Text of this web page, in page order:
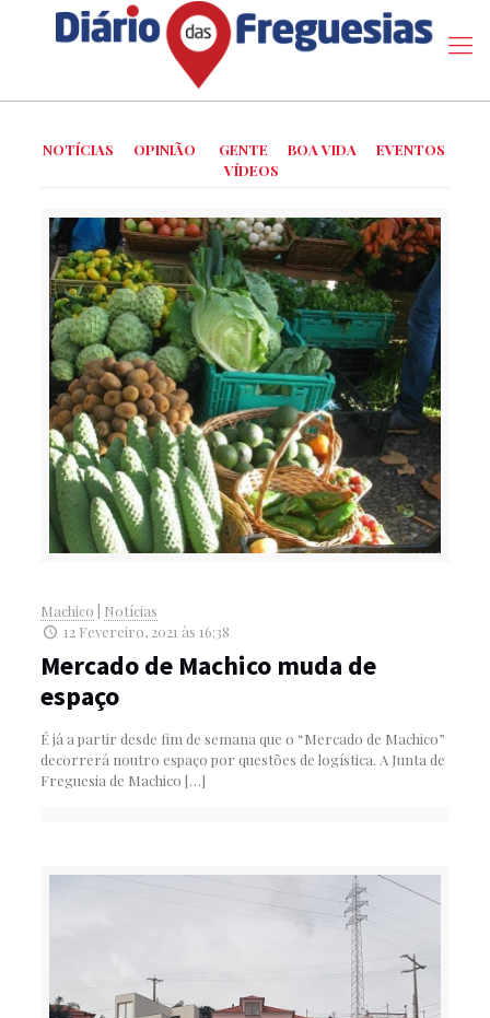
NOTÍCIAS OPINIÃO GENTE BOA VIDA
EVENTOS
VÍDEOS
Machico
Notícias
12 Fevereiro, 2021 às 16:38
Mercado de Machico muda de
espaço
É já a partir desde fim de semana que o “Mercado de Machico”
decorrerá noutro espaço por questões de logística. A Junta de
Freguesia de Machico […]